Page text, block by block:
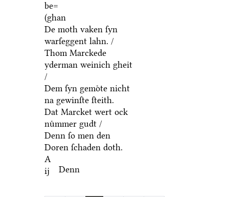
be=
(ghan
De moth vaken ſyn
warſeggent lahn. /
Thom Marckede
yderman weinich gheit
/
Dem ſyn gemoͤte nicht
na gewinſte ſteith.
Dat Marcket wert ock
nuͤmmer gudt /
Denn ſo men den
Doren ſchaden doth.
A
ij
Denn